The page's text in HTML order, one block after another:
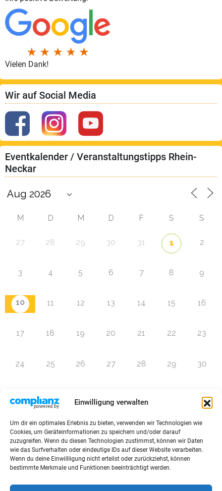
Einwilligung verwalten
Um dir ein optimales Erlebnis zu bieten, verwenden wir Technologien wie
Cookies, um Geräteinformationen zu speichern und/oder darauf
zuzugreifen. Wenn du diesen Technologien zustimmst, können wir Daten
wie das Surfverhalten oder eindeutige IDs auf dieser Website verarbeiten.
Wenn du deine Einwillligung nicht erteilst oder zurückziehst, können
bestimmte Merkmale und Funktionen beeinträchtigt werden.
Vielen Dank!
Wir auf Social Media
Eventkalender / Veranstaltungstipps Rhein-
Neckar
M D M D F S S
27 28 29 30 31 1 2
3 4 5 6 7 8 9
10 11 12 13 14 15 16
17 18 19 20 21 22 23
24 25 26 27 28 29 30
Zur Eventübersicht